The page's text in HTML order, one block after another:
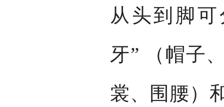
从头到脚
牙” （帽子
裳、围腰）